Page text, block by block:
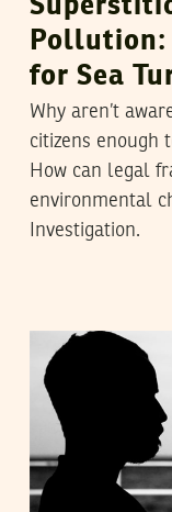
Pollution:
for Sea
Why aren’t
citizens enough
How can legal
environmental
Investigation.